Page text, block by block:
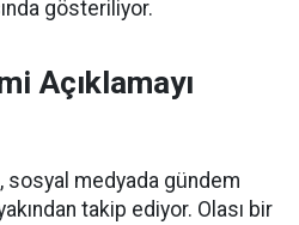
gösteriliyor.
Açıklamayı
sosyal medyada gündem
takip ediyor. Olası bir